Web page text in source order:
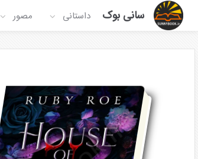
سانی بوک داستانی مصور